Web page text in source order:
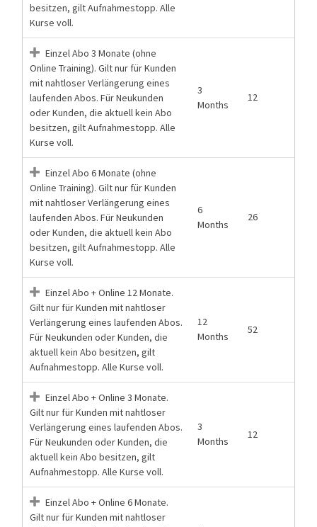
besitzen, gilt Aufnahmestopp. Alle
Kurse voll.
Einzel Abo 3 Monate (ohne
Online Training). Gilt nur für Kunden
mit nahtloser Verlängerung eines
laufenden Abos. Für Neukunden
oder Kunden, die aktuell kein Abo
besitzen, gilt Aufnahmestopp. Alle
Kurse voll.
3
Months
12
Einzel Abo 6 Monate (ohne
Online Training). Gilt nur für Kunden
mit nahtloser Verlängerung eines
laufenden Abos. Für Neukunden
oder Kunden, die aktuell kein Abo
besitzen, gilt Aufnahmestopp. Alle
Kurse voll.
6
Months
26
Einzel Abo + Online 12 Monate.
Gilt nur für Kunden mit nahtloser
Verlängerung eines laufenden Abos.
Für Neukunden oder Kunden, die
aktuell kein Abo besitzen, gilt
Aufnahmestopp. Alle Kurse voll.
12
Months
52
Einzel Abo + Online 3 Monate.
Gilt nur für Kunden mit nahtloser
Verlängerung eines laufenden Abos.
Für Neukunden oder Kunden, die
aktuell kein Abo besitzen, gilt
Aufnahmestopp. Alle Kurse voll.
3
Months
12
Einzel Abo + Online 6 Monate.
Gilt nur für Kunden mit nahtloser